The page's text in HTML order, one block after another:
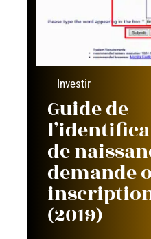
Investir
Guide de
de
demande
(2019)